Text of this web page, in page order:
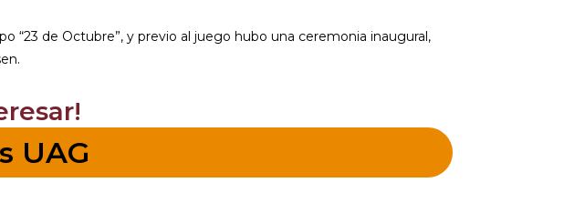
“23 de Octubre”, y previo al juego hubo una ceremonia inaugural,
UAG